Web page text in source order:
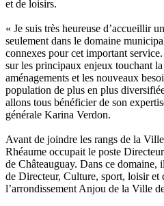
et de loisirs.
« Je suis très heureuse d’accueillir
seulement dans le domaine
connexes pour cet important
sur les principaux enjeux touchant
aménagements et les nouveaux
population de plus en plus
allons tous bénéficier de son
générale Karina Verdon.
Avant de joindre les rangs de la
Rhéaume occupait le poste
de Châteauguay. Dans ce domaine,
de Directeur, Culture, sport, loisir et
l’arrondissement Anjou de la Ville